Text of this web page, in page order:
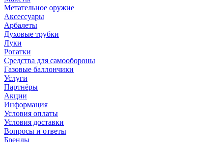
Метательное оружие
Аксессуары
Арбалеты
Духовые трубки
Луки
Рогатки
Средства для самообороны
Газовые баллончики
Услуги
Партнёры
Акции
Информация
Условия оплаты
Условия доставки
Вопросы и ответы
Бренды